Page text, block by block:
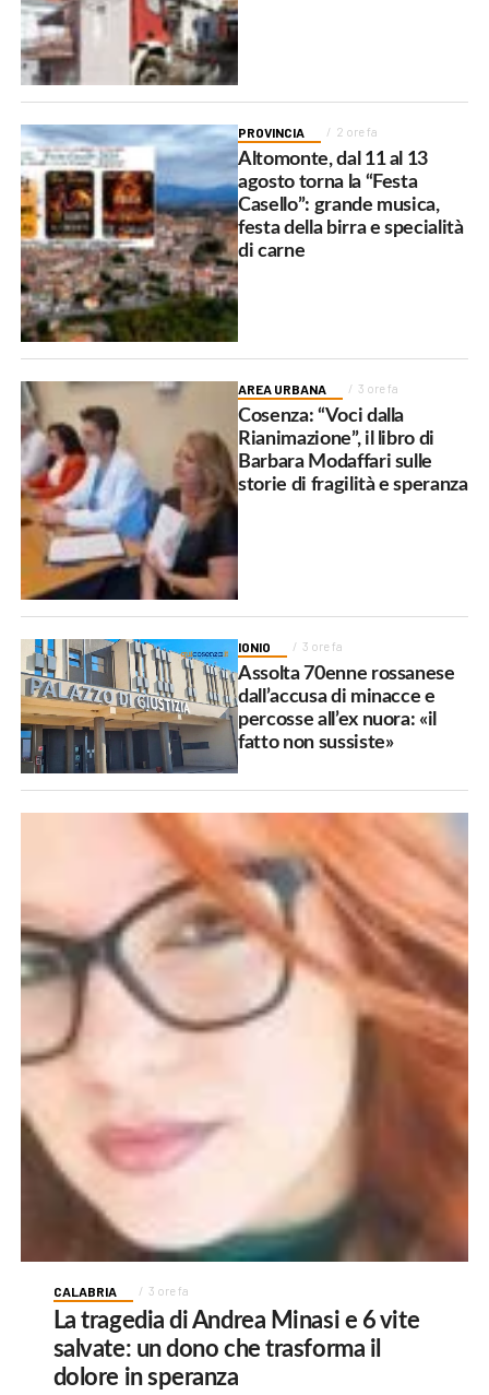
PROVINCIA 2 ore fa
Altomonte, dal 11 al 13
agosto torna la “Festa
Casello”: grande musica,
festa della birra e specialità
di carne
AREA URBANA 3 ore fa
Cosenza: “Voci dalla
Rianimazione”, il libro di
Barbara Modaffari sulle
storie di fragilità e speranza
IONIO 3 ore fa
Assolta 70enne rossanese
dall’accusa di minacce e
percosse all’ex nuora: «il
fatto non sussiste»
CALABRIA 3 ore fa
La tragedia di Andrea Minasi e 6 vite
salvate: un dono che trasforma il
dolore in speranza